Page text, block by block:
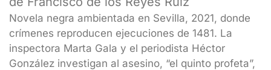
Novela negra ambientada en Sevilla, 2021, donde
crímenes reproducen ejecuciones de 1481. La
inspectora Marta Gala y el periodista Héctor
González investigan al asesino, “el quinto profeta”,